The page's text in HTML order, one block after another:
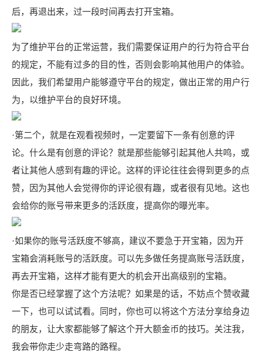
后，再退出来，过一段时间再去打开宝箱。
为了维护平台的正常运营，我们需要保证用户的行为符合平台
的规定，不能有过多的目的性，否则会影响其他用户的体验。
因此，我们希望用户能够遵守平台的规定，做出正常的用户行
为，以维护平台的良好环境。
·第二个，就是在观看视频时，一定要留下一条有创意的评
论。什么是有创意的评论？就是那些能够引起其他人共鸣，或
者让其他人感到有趣的评论。这样的评论往往会得到更多的点
赞，因为其他人会觉得你的评论很有趣，或者很有见地。这也
会给你的账号带来更多的活跃度，提高你的曝光率。
·如果你的账号活跃度不够高，建议不要急于开宝箱，因为开
宝箱会消耗账号的活跃度。可以先多做任务提高账号活跃度，
再去开宝箱，这样才能有更大的机会开出高级别的宝箱。
你是否已经掌握了这个方法呢？如果是的话，不妨点个赞收藏
一下，也可以试试看。同时，你也可以将这个方法分享给身边
的朋友，让大家都能够了解这个开大额金币的技巧。关注我，
我会带你走少走弯路的路程。